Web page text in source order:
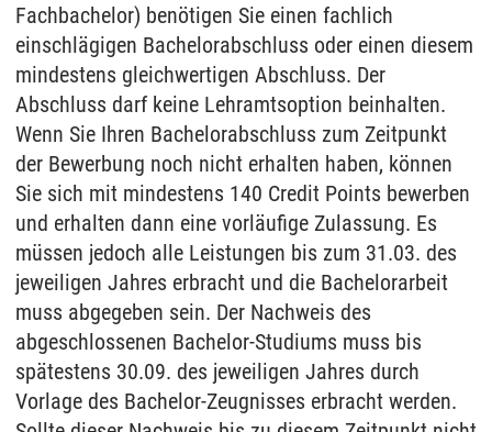
Fachbachelor) benötigen Sie einen fachlich
einschlägigen Bachelorabschluss oder einen diesem
mindestens gleichwertigen Abschluss. Der
Abschluss darf keine Lehramtsoption beinhalten.
Wenn Sie Ihren Bachelorabschluss zum Zeitpunkt
der Bewerbung noch nicht erhalten haben, können
Sie sich mit mindestens 140 Credit Points bewerben
und erhalten dann eine vorläufige Zulassung. Es
müssen jedoch alle Leistungen bis zum 31.03. des
jeweiligen Jahres erbracht und die Bachelorarbeit
muss abgegeben sein. Der Nachweis des
abgeschlossenen Bachelor-Studiums muss bis
spätestens 30.09. des jeweiligen Jahres durch
Vorlage des Bachelor-Zeugnisses erbracht werden.